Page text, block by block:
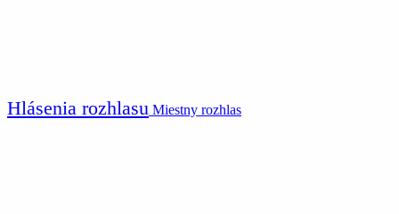
Hlásenia rozhlasu Miestny rozhlas